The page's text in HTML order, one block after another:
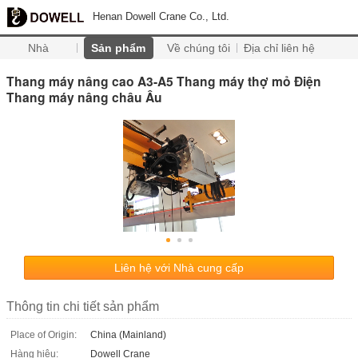
Henan Dowell Crane Co., Ltd.
Nhà Sản phẩm Về chúng tôi Địa chỉ liên hệ
Thang máy nâng cao A3-A5 Thang máy thợ mỏ Điện
Thang máy nâng châu Âu
Liên hệ với Nhà cung cấp
Thông tin chi tiết sản phẩm
Place of Origin:
China (Mainland)
Hàng hiệu:
Dowell Crane